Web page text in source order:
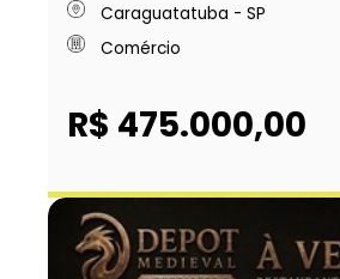
Caraguatatuba - SP
Comércio
R$ 475.000,00